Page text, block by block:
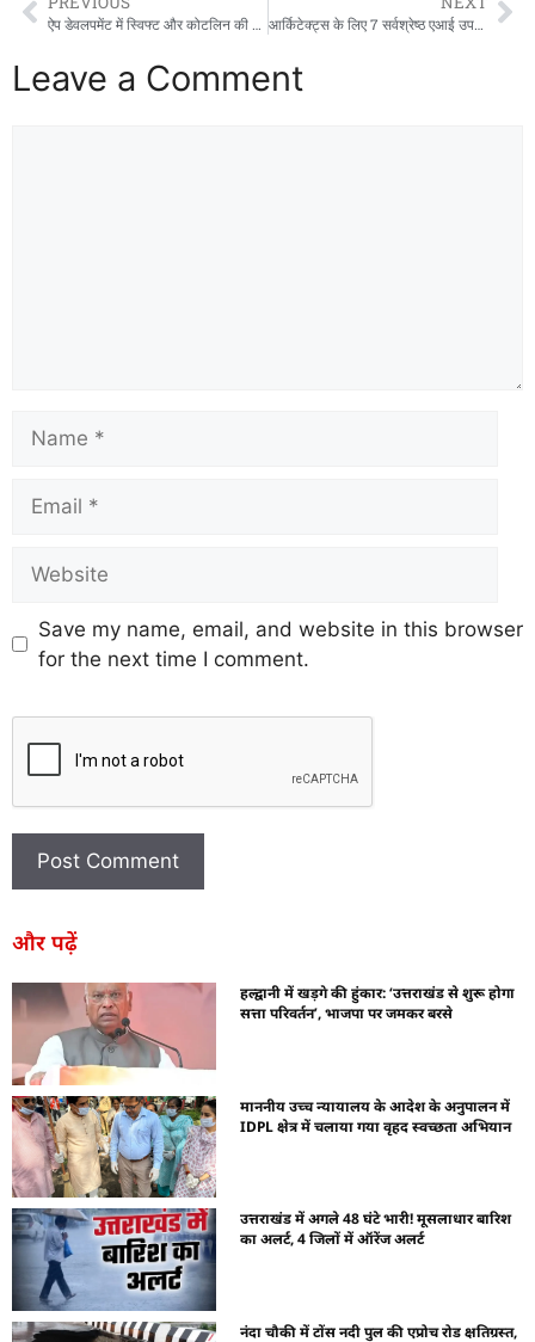
ऐप डेवलपमेंट में स्विफ्ट और कोटलिन की भूमिका आर्किटेक्ट्स के लिए 7 सर्वश्रेष्ठ एआई उपकरण
Leave a Comment
Save my name, email, and website in this browser
for the next time I comment.
और पढ़ें
हल्द्वानी में खड़गे की हुंकार: ‘उत्तराखंड से शुरू होगा
सत्ता परिवर्तन’, भाजपा पर जमकर बरसे
माननीय उच्च न्यायालय के आदेश के अनुपालन में
IDPL क्षेत्र में चलाया गया वृहद स्वच्छता अभियान
उत्तराखंड में अगले 48 घंटे भारी! मूसलाधार बारिश
का अलर्ट, 4 जिलों में ऑरेंज अलर्ट
नंदा चौकी में टोंस नदी पुल की एप्रोच रोड क्षतिग्रस्त,